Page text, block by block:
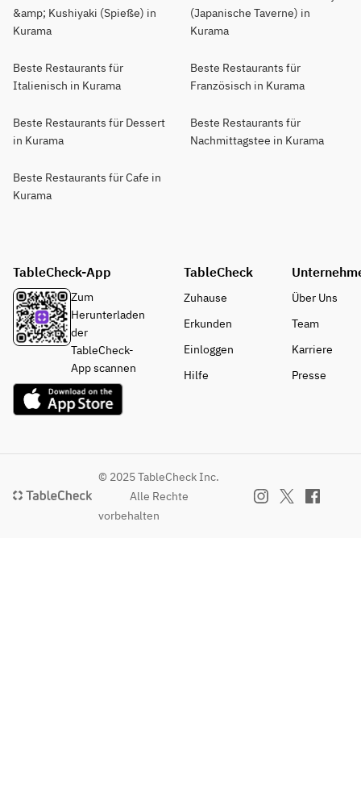
&amp; Kushiyaki (Spieße) in
Kurama
(Japanische Taverne) in
Kurama
Beste Restaurants für
Italienisch in Kurama
Beste Restaurants für
Französisch in Kurama
Beste Restaurants für Dessert
in Kurama
Beste Restaurants für
Nachmittagstee in Kurama
Beste Restaurants für Cafe in
Kurama
TableCheck-App
Zum
Herunterladen
der
TableCheck-
App scannen
TableCheck
Zuhause
Erkunden
Einloggen
Hilfe
Über Uns
Team
Karriere
Presse
© 2025 TableCheck Inc.
Alle Rechte
vorbehalten